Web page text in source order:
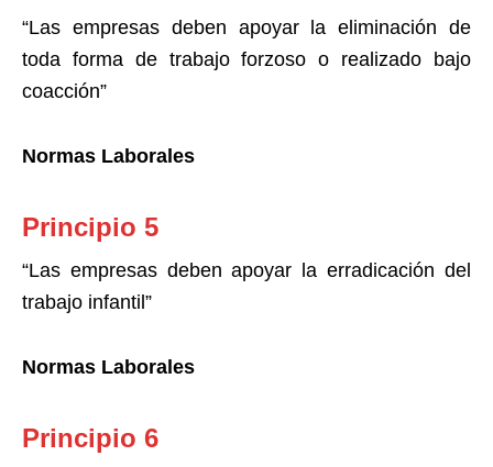
“Las empresas deben apoyar la eliminación de
toda forma de trabajo forzoso o realizado bajo
coacción”
Normas Laborales
Principio 5
“Las empresas deben apoyar la erradicación del
trabajo infantil”
Normas Laborales
Principio 6